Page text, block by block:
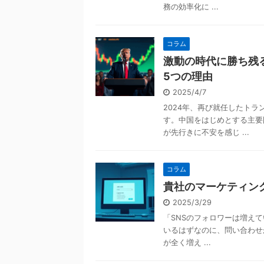
務の効率化に ...
コラム
激動の時代に勝ち残
5つの理由
2025/4/7
2024年、再び就任したトラ
す。中国をはじめとする主
が先行きに不安を感じ ...
コラム
貴社のマーケティン
2025/3/29
「SNSのフォロワーは増え
いるはずなのに、問い合わ
が全く増え ...